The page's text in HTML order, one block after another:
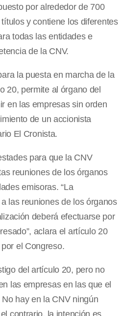
por alrededor de 700
y contiene los diferentes
todas las entidades e
de la CNV.
la puesta en marcha de la
20, permite al órgano del
en las empresas sin orden
de un accionista
El Cronista.
para que la CNV
reuniones de los órganos
emisoras. “La
las reuniones de los órganos
deberá efectuarse por
aclara el artículo 20
el Congreso.
del artículo 20, pero no
las empresas en las que el
hay en la CNV ningún